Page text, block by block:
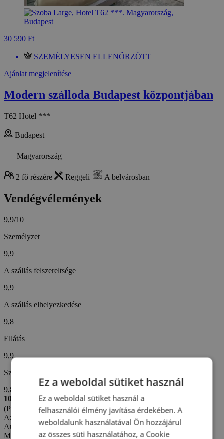
30 590 Ft
SZEMÉLYESEN ELLENŐRZÖTT
Ajánlat megjelenítése
Modern szálloda Budapest központjában
T62 Hotel ***
Budapest
Magyarország
2 fő részére Reggeli A belvárosban
Vendégvélemények
9,9/10
Személyzet
9,9
A szállás felszereltsége
9,9
A szállás elhelyezkedése
9,8
Ellátás
9,9
Szállodai szolgáltatások
9,8
10/10
(Pavla B. -
Cseh)
Az értékelés létrehozva: 23. 6. 2026
Automatikus fordítás (Eredeti megjelenítése)
Maximális elégedettség minden szempontból
Ez a weboldal sütiket használ
Ez a weboldal sütiket használ a
felhasználói élmény javítása érdekében. A
weboldalunk használatával Ön hozzájárul
az összes süti használatához, a Cookie